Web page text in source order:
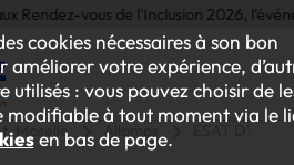
cookies nécessaires à son bon
votre expérience,
utilisés : vous pouvez choisir de
modifiable à tout moment via le
en bas de page.
Rendez-vous de l'Inclusion 2026,
Moselle Allamps